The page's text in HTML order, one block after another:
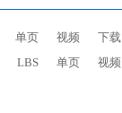
单页 视频
下载
LBS 单页
视频